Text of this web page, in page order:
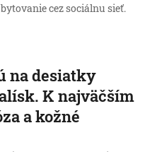
cez sociálnu sieť.
na desiatky
K najväčším
a kožné